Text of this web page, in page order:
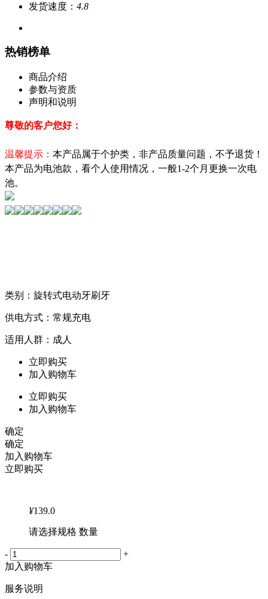
发货速度： 4.8
热销榜单
商品介绍
参数与资质
声明和说明
尊敬的客户您好：
温馨提示： 本产品属于个护类，非产品质量问题，不予退货！
本产品为电池款，看个人使用情况，一般1-2个月更换一次电
池。
类别：旋转式电动牙刷牙
供电方式：常规充电
适用人群：成人
立即购买
加入购物车
立即购买
加入购物车
确定
确定
加入购物车
立即购买
¥139.0
请选择规格 数量
-
+
加入购物车
服务说明